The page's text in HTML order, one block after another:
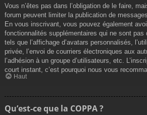
Vous n’êtes pas dans l’obligation de le faire,
forum peuvent limiter la publication de
En vous inscrivant, vous pouvez également
fonctionnalités supplémentaires qui ne sont pas
tels que l’affichage d’avatars personnalisés,
privée, l’envoi de courriers électroniques aux
l’adhésion à un groupe d’utilisateurs, etc.
court instant, c’est pourquoi nous vous
Haut
Qu’est-ce que la COPPA ?